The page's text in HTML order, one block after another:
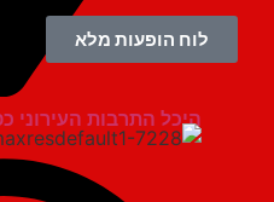
היכל התרבות העירוני כפר יונה
לוח הופעות מלא